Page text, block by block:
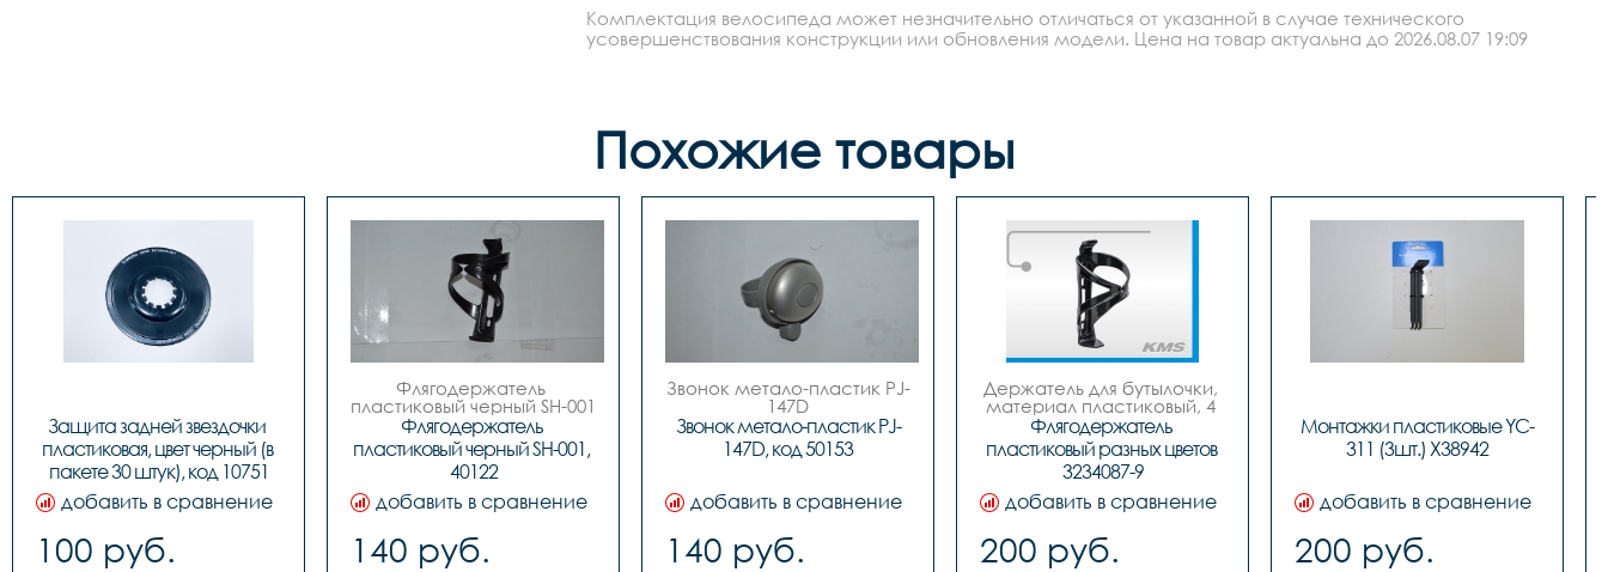
Комплектация велосипеда может незначительно отличаться от указанной в случае технического
усовершенствования конструкции или обновления модели. Цена на товар актуальна до 2026.08.07 19:09
Похожие товары
Защита задней звездочки
пластиковая, цвет черный (в
пакете 30 штук), код 10751
добавить в сравнение
100 руб.
Флягодержатель
пластиковый черный SH-001
код. 40122
Флягодержатель
пластиковый черный SH-001,
40122
добавить в сравнение
140 руб.
Звонок метало-пластик PJ-
147D
код. 50153
Звонок метало-пластик PJ-
147D, код 50153
добавить в сравнение
140 руб.
Держатель для бутылочки,
материал пластиковый, 4
цвета.
Флягодержатель
пластиковый разных цветов
3234087-9
добавить в сравнение
200 руб.
Монтажки пластиковые YC-
311 (3шт.) Х38942
добавить в сравнение
200 руб.